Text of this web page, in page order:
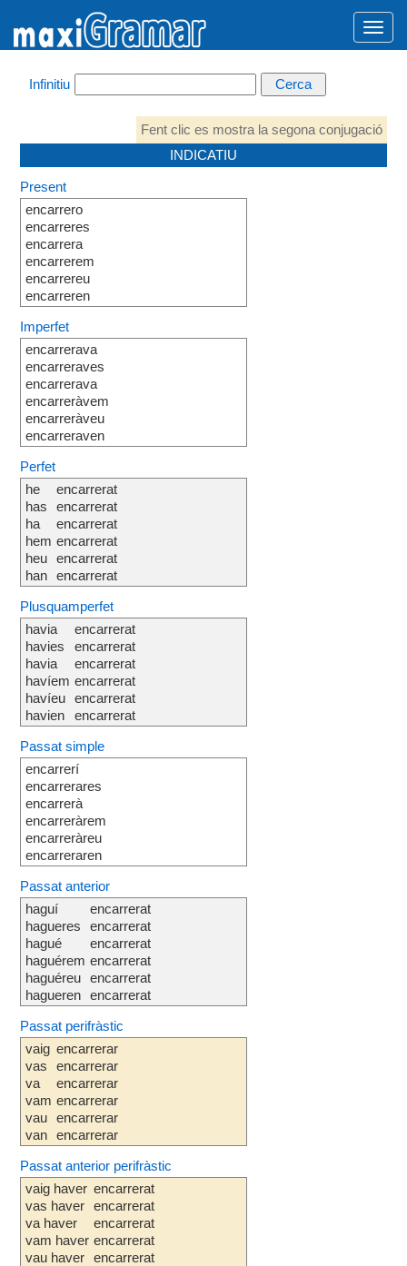
Infinitiu
Fent clic es mostra la segona conjugació
INDICATIU
Present
encarrero
encarreres
encarrera
encarrerem
encarrereu
encarreren
Imperfet
encarrerava
encarreraves
encarrerava
encarreràvem
encarreràveu
encarreraven
Perfet
he
has
ha
hem
heu
han
encarrerat
encarrerat
encarrerat
encarrerat
encarrerat
encarrerat
Plusquamperfet
havia
havies
havia
havíem
havíeu
havien
encarrerat
encarrerat
encarrerat
encarrerat
encarrerat
encarrerat
Passat simple
encarrerí
encarrerares
encarrerà
encarreràrem
encarreràreu
encarreraren
Passat anterior
haguí
hagueres
hagué
haguérem
haguéreu
hagueren
encarrerat
encarrerat
encarrerat
encarrerat
encarrerat
encarrerat
Passat perifràstic
vaig
vas
va
vam
vau
van
encarrerar
encarrerar
encarrerar
encarrerar
encarrerar
encarrerar
Passat anterior perifràstic
vaig haver
vas haver
va haver
vam haver
vau haver
encarrerat
encarrerat
encarrerat
encarrerat
encarrerat